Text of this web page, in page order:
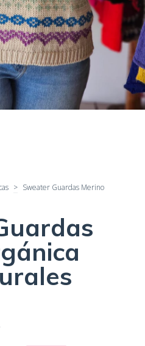
> Sweater Guardas Merino